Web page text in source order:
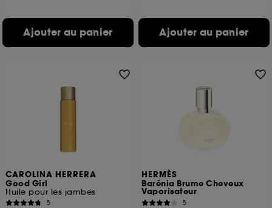
Ajouter au panier Ajouter au panier
CAROLINA HERRERA
Good Girl
Huile pour les jambes
5
HERMÈS
Barénia Brume Cheveux
Vaporisateur
5